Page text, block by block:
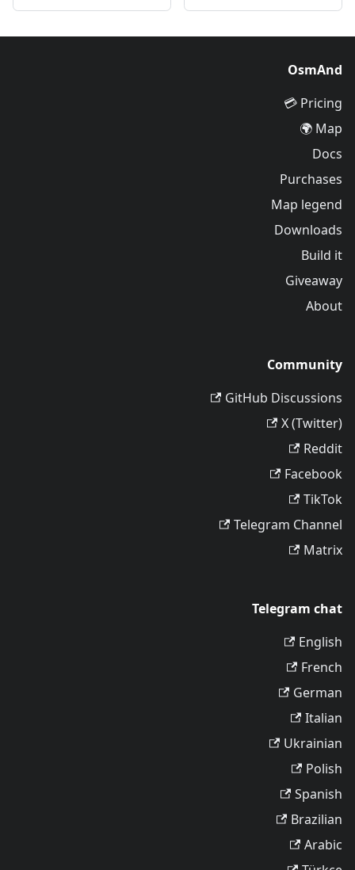
OsmAnd
Pricing 💳
Map 🌍
Docs
Purchases
Map legend
Downloads
Build it
Giveaway
About
Community
GitHub Discussions
X (Twitter)
Reddit
Facebook
TikTok
Telegram Channel
Matrix
Telegram chat
English
French
German
Italian
Ukrainian
Polish
Spanish
Brazilian
Arabic